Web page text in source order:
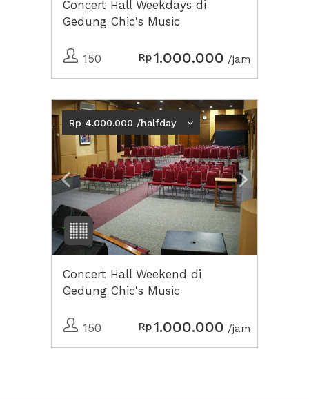
Concert Hall Weekdays di
Gedung Chic's Music
150 Rp1.000.000 /jam
Previous Next2
Rp 4.000.000 /halfday
Concert Hall Weekend di
Gedung Chic's Music
150 Rp1.000.000 /jam